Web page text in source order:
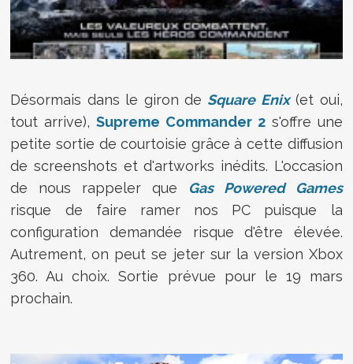
Désormais dans le giron de Square Enix(et oui,
tout arrive),Supreme Commander 2s'offre une
petite sortie de courtoisie grâce à cette diffusion
de screenshots et d'artworks inédits. L'occasion
de nous rappeler que
Gas Powered Games
risque de faire ramer nos PC puisque la
configuration demandée risque d'être élevée.
Autrement, on peut se jeter sur la version Xbox
360. Au choix. Sortie prévue pour le 19 mars
prochain.